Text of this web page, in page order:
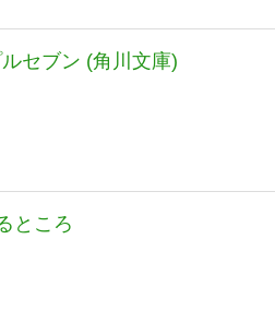
セブン (角川文庫)
ところ